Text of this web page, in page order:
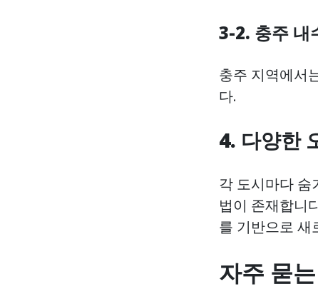
3-2. 충주 내
충주 지역에서
다.
4. 다양한
각 도시마다 숨
법이 존재합니
를 기반으로 새
자주 묻